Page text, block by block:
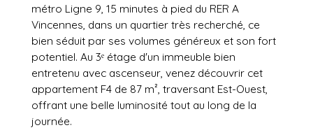
métro Ligne 9, 15 minutes à pied du RER A
Vincennes, dans un quartier très recherché, ce
bien séduit par ses volumes généreux et son fort
potentiel. Au 3ᵉ étage d'un immeuble bien
entretenu avec ascenseur, venez découvrir cet
appartement F4 de 87 m², traversant Est-Ouest,
offrant une belle luminosité tout au long de la
journée.